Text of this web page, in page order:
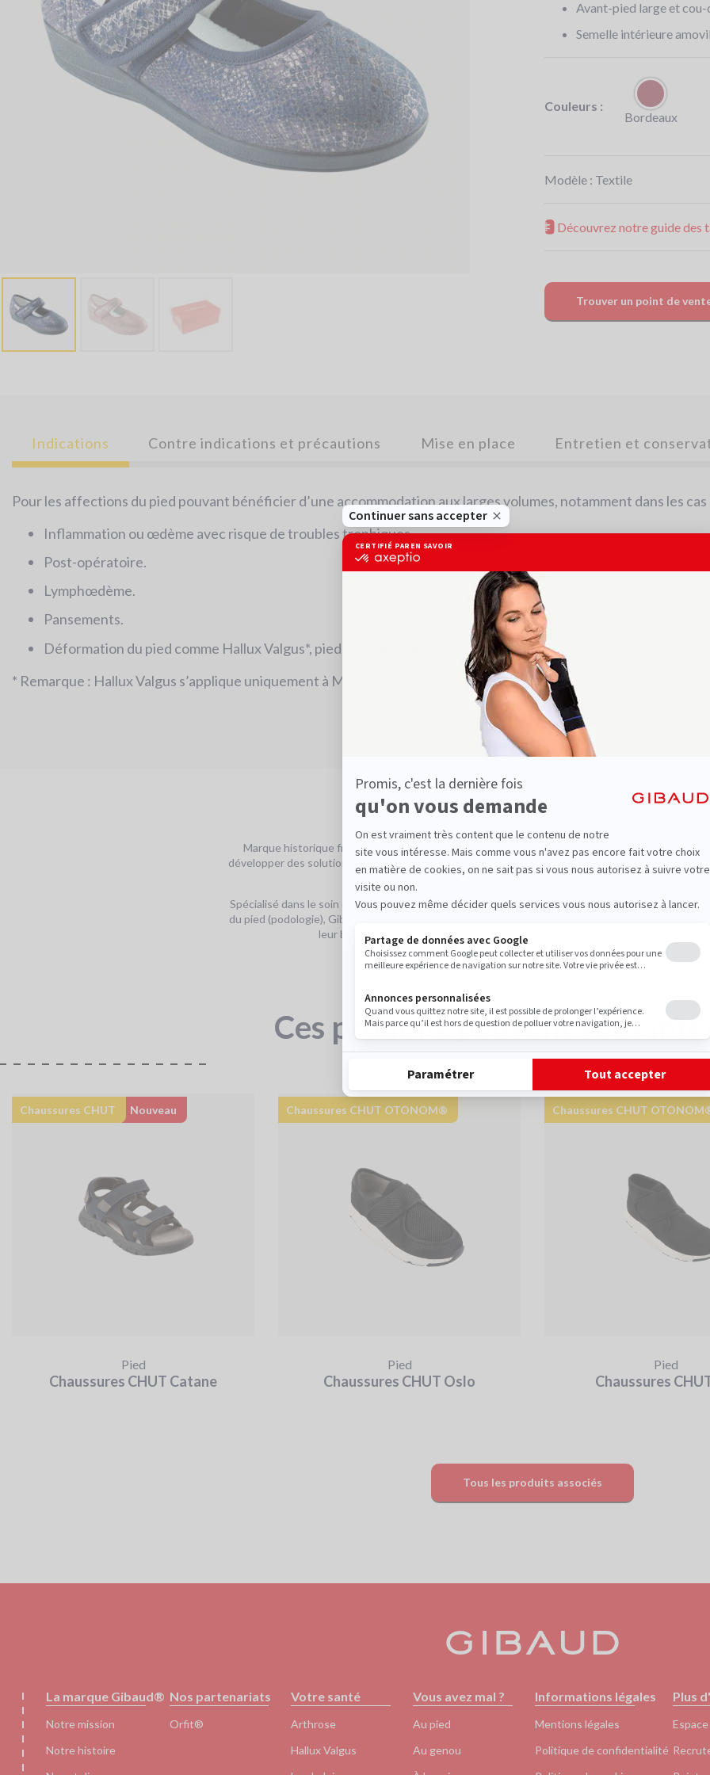
Avant-pied large et
Semelle intérieure
Couleurs :
Bordeaux
Modèle : Textile
Découvrez notre guide des
Trouver un point de
Indications Contre indications et précautions Mise en place Entretien et
Pour les affections du pied pouvant bénéficier d’une accommodation aux larges volumes, notamment dans les cas
Inflammation ou œdème avec risque de troubles trophiques.
Post-opératoire.
Lymphœdème.
Pansements.
Déformation du pied comme Hallux Valgus*, pied rhumatologique.
* Remarque : Hallux Valgus s’applique uniquement à Milo, Anafi, Cythère, Egine, Lipsi, Pétilla, Spezia et Trani
Marque historique française, Gibaud tisse une histoire unique dans ses ateliers de Saint-
développer des solutions textiles dédiées à la santé de toute la famille pour prévenir, préserver
la vie.
Spécialisé dans le soin du dos, du poignet, de la cheville et du genou (orthopédie), le soin des
du pied (podologie), Gibaud prend soin des personnes tout au long de leur vie, en facilitant leur
leur bien-être en agissant sur le corps et l’esprit de ceux et celles qui portent
Ces produits peuvent vous
Chaussures CHUT Nouveau
Pied
Chaussures CHUT Catane
Chaussures CHUT OTONOM®
Pied
Chaussures CHUT Oslo
Chaussures CHUT
Pied
Chaussures
Tous les produits associés
Pied
de
page
La marque Gibaud®
Notre mission
Notre histoire
Nos partenariats
Orfit®
Votre santé
Arthrose
Hallux Valgus
Vous avez mal ?
Au pied
Au genou
Informations légales
Mentions légales
Politique de confidentialité
Plus